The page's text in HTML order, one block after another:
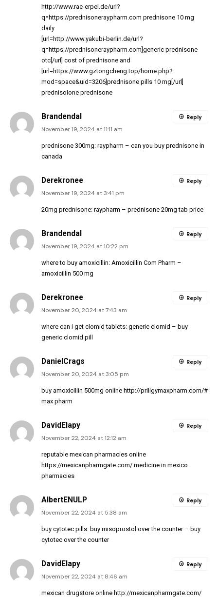
http://www.rae-erpel.de/url?
q=https://prednisoneraypharm.com prednisone 10 mg
daily
[url=http://www.yakubi-berlin.de/url?
q=https://prednisoneraypharm.com]generic prednisone
otc[/url] cost of prednisone and
[url=https://www.gztongcheng.top/home.php?
mod=space&uid=3206]prednisone pills 10 mg[/url]
prednisolone prednisone
Brandendal
November 19, 2024 at 11:11 am
prednisone 300mg: raypharm – can you buy prednisone in
canada
Reply
Derekronee
November 19, 2024 at 3:41 pm
20mg prednisone: raypharm – prednisone 20mg tab price
Reply
Brandendal
November 19, 2024 at 10:22 pm
where to buy amoxicillin: Amoxicillin Com Pharm –
amoxicillin 500 mg
Reply
Derekronee
November 20, 2024 at 7:43 am
where can i get clomid tablets: generic clomid – buy
generic clomid pill
Reply
DanielCrags
November 20, 2024 at 3:05 pm
buy amoxicillin 500mg online http://priligymaxpharm.com/#
max pharm
Reply
DavidElapy
November 22, 2024 at 12:12 am
reputable mexican pharmacies online
https://mexicanpharmgate.com/ medicine in mexico
pharmacies
Reply
AlbertENULP
November 22, 2024 at 5:38 am
buy cytotec pills: buy misoprostol over the counter– buy
cytotec over the counter
Reply
DavidElapy
November 22, 2024 at 8:46 am
mexican drugstore online http://mexicanpharmgate.com/
Reply